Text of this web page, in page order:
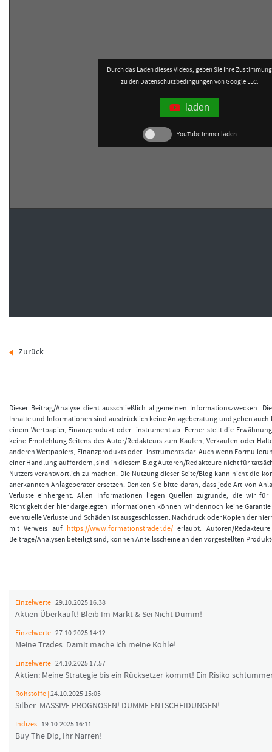
Durch das Laden dieses Videos, geben Sie Ihre Zustimmung
zu den Datenschutzbedingungen vonGoogle LLC.
laden
YouTube immer laden
Zurück
Dieser Beitrag/Analyse dient ausschließlich allgemeinen Informationszwecken.
Inhalte und Informationen sind ausdrücklich keine Anlageberatung und geben
einem Wertpapier, Finanzprodukt oder -instrument ab. Ferner stellt die
keine Empfehlung Seitens des Autor/Redakteurs zum Kaufen, Verkaufen oder
anderen Wertpapiers, Finanzprodukts oder -instruments dar. Auch wenn
einer Handlung auffordern, sind in diesem Blog Autoren/Redakteure nicht für
Nutzers verantwortlich zu machen. Die Nutzung dieser Seite/Blog kann nicht die
anerkannten Anlageberater ersetzen. Denken Sie bitte daran, dass jede Art von
Verluste einhergeht. Allen Informationen liegen Quellen zugrunde, die wir für
Richtigkeit der hier dargelegten Informationen können wir dennoch keine
eventuelle Verluste und Schäden ist ausgeschlossen. Nachdruck oder Kopien der
mit Verweis auf https://www.formationstrader.de/erlaubt. Autoren/
Beiträge/Analysen beteiligt sind, können Anteilsscheine an den vorgestellten
Einzelwerte | 29.10.2025 16:38
Aktien Überkauft! Bleib Im Markt & Sei Nicht Dumm!
Einzelwerte | 27.10.2025 14:12
Meine Trades: Damit mache ich meine Kohle!
Einzelwerte | 24.10.2025 17:57
Aktien: Meine Strategie bis ein Rücksetzer kommt! Ein Risiko
Rohstoffe | 24.10.2025 15:05
Silber: MASSIVE PROGNOSEN! DUMME ENTSCHEIDUNGEN!
Indizes | 19.10.2025 16:11
Buy The Dip, Ihr Narren!